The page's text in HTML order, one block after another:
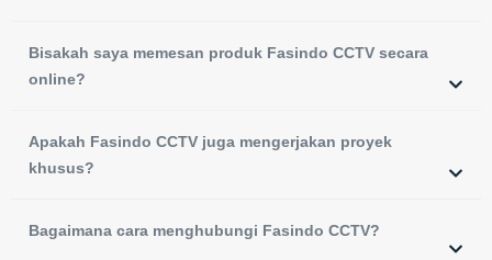
Bisakah saya memesan produk Fasindo CCTV secara
online?
Apakah Fasindo CCTV juga mengerjakan proyek
khusus?
Bagaimana cara menghubungi Fasindo CCTV?